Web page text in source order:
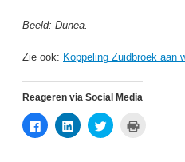
Beeld: Dunea.
Zie ook: Koppeling Zuidbroek aan
Reageren via Social Media
Klik
om
Klik
om
Klik
om